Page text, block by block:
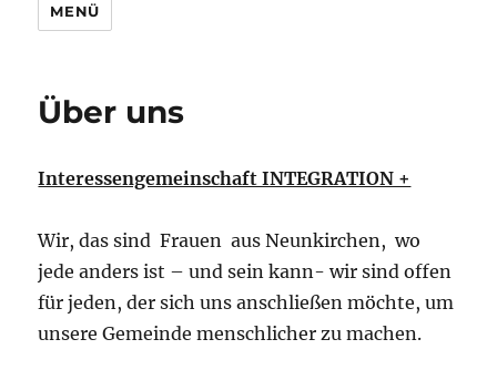
MENÜ
Über uns
Interessengemeinschaft INTEGRATION +
Wir, das sind Frauen aus Neunkirchen, wo
jede anders ist – und sein kann- wir sind offen
für jeden, der sich uns anschließen möchte, um
unsere Gemeinde menschlicher zu machen.